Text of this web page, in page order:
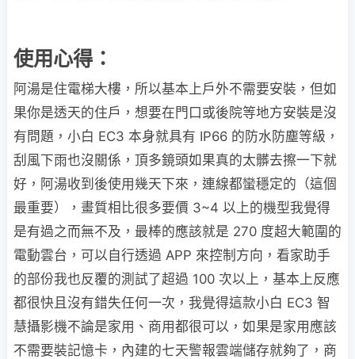
使用心得：
阿湯是住電梯大樓，所以基本上戶外不需要安裝，但如
果你是透天的住戶，想要在門口或後院等地方安裝是沒
有問題，小白 EC3 本身就具有 IP66 的防水防塵等級，
刮風下雨也沒關係，頂多鏡頭如果真的太髒去擦一下就
好，阿湯收到後使用幾天下來，連線都蠻穩定的（這個
最重要），畫質相比很多要價 3~4 以上的機型我覺得
是有過之而無不及，最棒的應該就是 270 度超大範圍的
電動雲台，可以自行透過 APP 來控制方向，看家助手
的部份我也反覆的測試了超過 100 次以上，基本上反應
都很快且沒有錯失任何一次，我覺得這款小白 EC3 智
慧攝影機不論是家用、商用都很可以，如果是家用應該
不需要裝記憶卡，內建的七天警報雲端儲存就夠了，商